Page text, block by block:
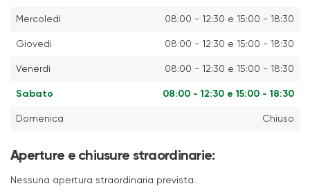
Mercoledì 08:00 - 12:30 e 15:00 - 18:30
Giovedì 08:00 - 12:30 e 15:00 - 18:30
Venerdì 08:00 - 12:30 e 15:00 - 18:30
Sabato 08:00 - 12:30 e 15:00 - 18:30
Domenica Chiuso
Aperture e chiusure straordinarie:
Nessuna apertura straordinaria prevista.